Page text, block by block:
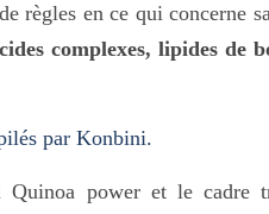
règles en ce qui concerne
complexes, lipides de
par Konbini.
Quinoa power et le cadre